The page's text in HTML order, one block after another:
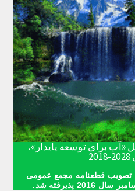
«آب برای توسعه پایدار»،
تصویب قطعنامه مجمع عمومی